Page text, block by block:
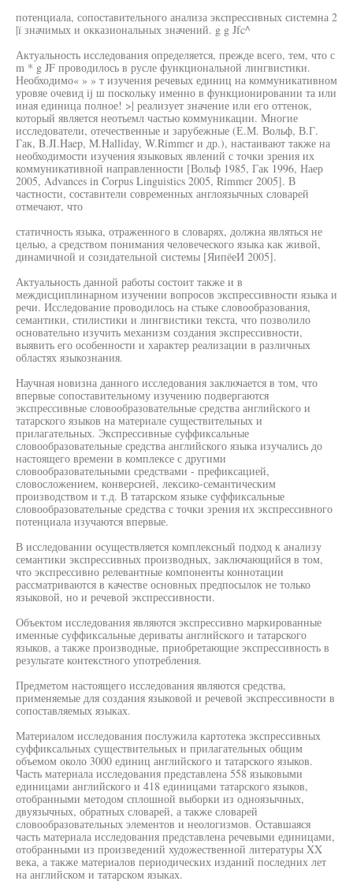
потенциала, сопоставительного анализа экспрессивных системна 2
|ï значимых и окказиональных значений. g g Jfc^
Актуальность исследования определяется, прежде всего, тем, что с
m * g JF проводилось в русле функциональной лингвистики.
Необходимо« » » т изучения речевых единиц на коммуникативном
уровяе очевид ij ш поскольку именно в функционировании та или
иная единица полное! >| реализует значение или его оттенок,
который является неотьемл частью коммуникации. Многие
исследователи, отечественные и зарубежные (Е.М. Вольф, В.Г.
Гак, B.JI.Haep, M.Halliday, W.Rimmer и др.), настаивают также на
необходимости изучения языковых явлений с точки зрения их
коммуникативной направленности [Вольф 1985, Гак 1996, Наер
2005, Advances in Corpus Linguistics 2005, Rimmer 2005]. В
частности, составители современных англоязычных словарей
отмечают, что
статичность языка, отраженного в словарях, должна являться не
целью, а средством понимания человеческого языка как живой,
динамичной и созидательной системы [ЯипёеИ 2005].
Актуальность данной работы состоит также и в
междисциплинарном изучении вопросов экспрессивности языка и
речи. Исследование проводилось на стыке словообразования,
семантики, стилистики и лингвистики текста, что позволило
основательно изучить механизм создания экспрессивности,
выявить его особенности и характер реализации в различных
областях языкознания.
Научная новизна данного исследования заключается в том, что
впервые сопоставительному изучению подвергаются
экспрессивные словообразовательные средства английского и
татарского языков на материале существительных и
прилагательных. Экспрессивные суффиксальные
словообразовательные средства английского языка изучались до
настоящего времени в комплексе с другими
словообразовательными средствами - префиксацией,
словосложением, конверсией, лексико-семантическим
производством и т.д. В татарском языке суффиксальные
словообразовательные средства с точки зрения их экспрессивного
потенциала изучаются впервые.
В исследовании осуществляется комплексный подход к анализу
семантики экспрессивных производных, заключающийся в том,
что экспрессивно релевантные компоненты коннотации
рассматриваются в качестве основных предпосылок не только
языковой, но и речевой экспрессивности.
Объектом исследования являются экспрессивно маркированные
именные суффиксальные дериваты английского и татарского
языков, а также производные, приобретающие экспрессивность в
результате контекстного употребления.
Предметом настоящего исследования являются средства,
применяемые для создания языковой и речевой экспрессивности в
сопоставляемых языках.
Материалом исследования послужила картотека экспрессивных
суффиксальных существительных и прилагательных общим
объемом около 3000 единиц английского и татарского языков.
Часть материала исследования представлена 558 языковыми
единицами английского и 418 единицами татарского языков,
отобранными методом сплошной выборки из одноязычных,
двуязычных, обратных словарей, а также словарей
словообразовательных элементов и неологизмов. Оставшаяся
часть материала исследования представлена речевыми единицами,
отобранными из произведений художественной литературы XX
века, а также материалов периодических изданий последних лет
на английском и татарском языках.